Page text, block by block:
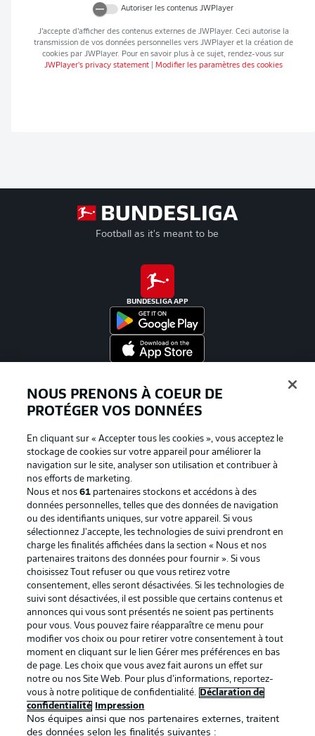
Autoriser les contenus JWPlayer
J’accepte d’afficher des contenus externes de JWPlayer. Ceci autorise la
transmission de vos données personnelles vers JWPlayeret la création de
cookies par JWPlayer. Pour en savoir plus à ce sujet, rendez-vous sur
JWPlayer's privacy statement| Modifier les paramètres des cookies
Football as it's meant to be
BUNDESLIGA APP
La publicité Conditions d’utilisation des
Mentions Légales Gérer mes préférences
Déclaration de
confidentialité
Diffuseurs
Travaux Contact
Impression Joueurs
NOUS PRENONS À COEUR DE
PROTÉGER VOS DONNÉES
En cliquant sur « Accepter tous les cookies », vous acceptez le
stockage de cookies sur votre appareil pour améliorer la
navigation sur le site, analyser son utilisation et contribuer à
nos efforts de marketing.
Nous et nos61 partenaires stockons et accédons à des
données personnelles, telles que des données de navigation
ou des identifiants uniques, sur votre appareil. Si vous
sélectionnez J'accepte, les technologies de suivi prendront en
charge les finalités affichées dans la section « Nous et nos
partenaires traitons des données pour fournir ». Si vous
choisissez Tout refuser ou que vous retirez votre
consentement, elles seront désactivées. Si les technologies de
suivi sont désactivées, il est possible que certains contenus et
annonces qui vous sont présentés ne soient pas pertinents
pour vous. Vous pouvez faire réapparaître ce menu pour
modifier vos choix ou pour retirer votre consentement à tout
moment en cliquant sur le lien Gérer mes préférences en bas
de page. Les choix que vous avez fait aurons un effet sur
notre ou nos Site Web. Pour plus d’informations, reportez-
vous à notre politique de confidentialité.
Déclaration de
confidentialité
Impression
Nos équipes ainsi que nos partenaires externes, traitent
des données selon les finalités suivantes :